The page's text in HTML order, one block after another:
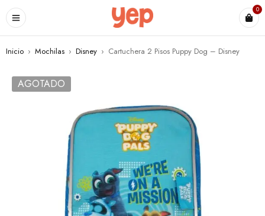
0
Inicio › Mochilas › Disney › Cartuchera 2 Pisos Puppy Dog – Disney
AGOTADO